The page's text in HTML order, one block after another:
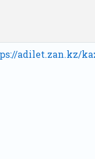
adilet.zan.kz/